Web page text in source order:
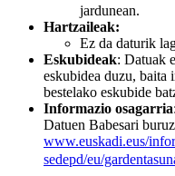
jardunean.
Hartzaileak:
Ez da daturik
Eskubideak: Datuak
eskubidea duzu, baita
bestelako eskubide
Informazio osagarria
Datuen Babesari
www.euskadi.eus/
sedepd/eu/